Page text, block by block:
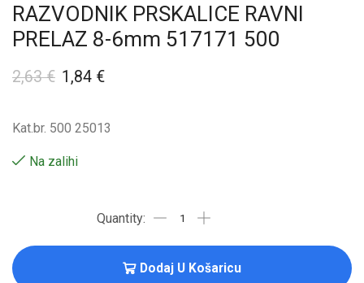
RAZVODNIK PRSKALICE RAVNI
PRELAZ 8-6mm 517171 500
2,63€ 1,84 €
Kat.br. 500 25013
Na zalihi
Dodaj U Košaricu